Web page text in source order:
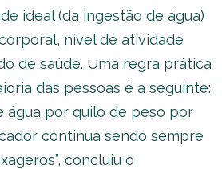
ideal (da ingestão de água)
nível de atividade
de saúde. Uma regra prática
das pessoas é a seguinte:
água por quilo de peso por
continua sendo sempre
concluiu o